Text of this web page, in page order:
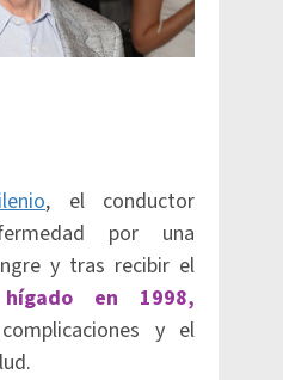
, el conductor
por una
y tras recibir el
en 1998,
y el